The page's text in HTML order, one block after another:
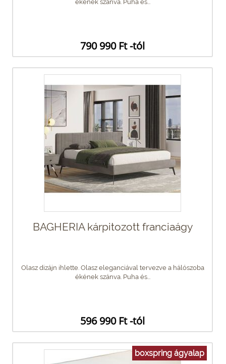
ékének szánva. Puha és...
790 990 Ft -tól
BAGHERIA kárpitozott franciaágy
Olasz dizájn ihlette. Olasz eleganciával tervezve a hálószoba
ékének szánva. Puha és...
596 990 Ft -tól
boxspring ágyalap